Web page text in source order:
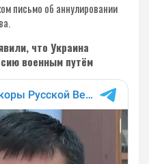
письмо об аннулировании
что Украина
военным путём